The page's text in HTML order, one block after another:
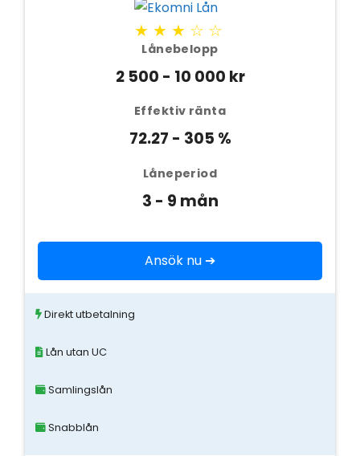
★★★☆☆
Lånebelopp
2 500 - 10 000 kr
Effektiv ränta
72.27 - 305 %
Låneperiod
3 - 9 mån
Ansök nu ➔
Direkt utbetalning
Lån utan UC
Samlingslån
Snabblån